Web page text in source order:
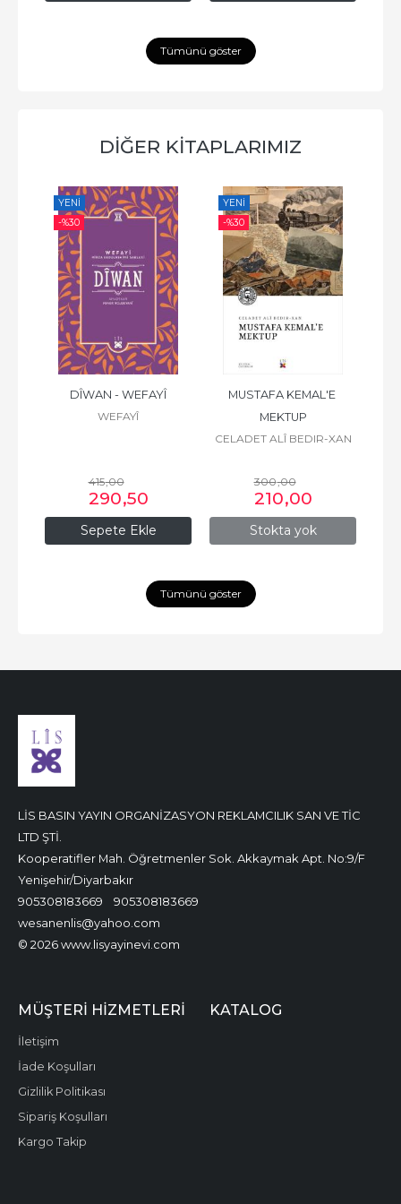
Tümünü göster
DİĞER KİTAPLARIMIZ
YENI
-%30
Sepete Ekle
DÎWAN - WEFAYÎ
WEFAYÎ
415,00
290,50
YENI
-%30
Stokta yok
MUSTAFA KEMAL'E
MEKTUP
CELADET ALÎ BEDIR-XAN
300,00
210,00
Tümünü göster
LİS BASIN YAYIN ORGANİZASYON REKLAMCILIK SAN VE TİC
LTD ŞTİ.
Kooperatifler Mah. Öğretmenler Sok. Akkaymak Apt. No:9/F
Yenişehir/Diyarbakır
905308183669
905308183669
wesanenlis@yahoo.com
© 2026 www.lisyayinevi.com
MÜŞTERI HIZMETLERI
İletişim
İade Koşulları
Gizlilik Politikası
Sipariş Koşulları
Kargo Takip
KATALOG